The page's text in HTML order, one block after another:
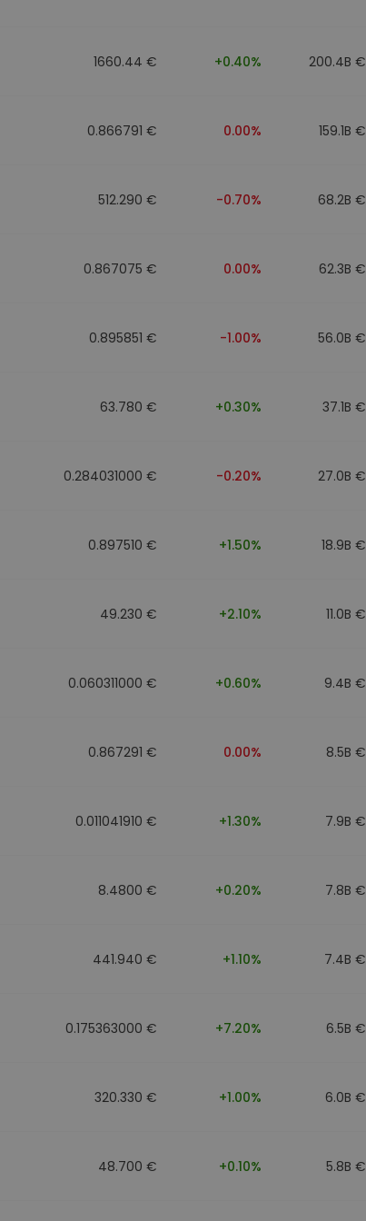
1660.44 € +0.40% 200.4B €
0.866791 € 0.00% 159.1B €
512.290 € -0.70% 68.2B €
0.867075 € 0.00% 62.3B €
0.895851 € -1.00% 56.0B €
63.780 € +0.30% 37.1B €
0.284031000 € -0.20% 27.0B €
0.897510 € +1.50% 18.9B €
49.230 € +2.10% 11.0B €
0.060311000 € +0.60% 9.4B €
0.867291 € 0.00% 8.5B €
0.011041910 € +1.30% 7.9B €
8.4800 € +0.20% 7.8B €
441.940 € +1.10% 7.4B €
0.175363000 € +7.20% 6.5B €
320.330 € +1.00% 6.0B €
48.700 € +0.10% 5.8B €